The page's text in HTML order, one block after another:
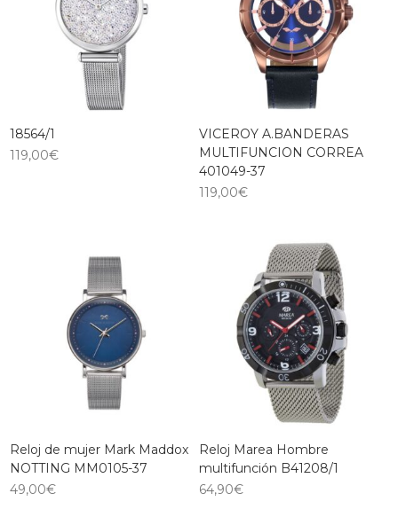
18564/1
119,00€
VICEROY A.BANDERAS
MULTIFUNCION CORREA
401049-37
119,00€
Reloj de mujer Mark Maddox
NOTTING MM0105-37
49,00€
Reloj Marea Hombre
multifunción B41208/1
64,90€